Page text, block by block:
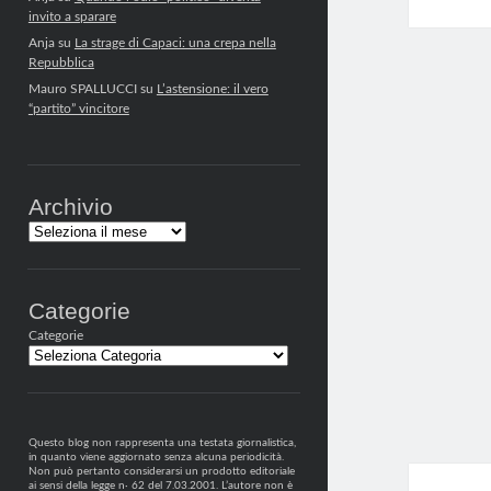
invito a sparare
Anjasu La strage di Capaci: una crepa nella
Repubblica
Mauro SPALLUCCIsu L’astensione: il vero
“partito” vincitore
Archivio
Archivi
Categorie
Categorie
Questo blog non rappresenta una testata giornalistica,
in quanto viene aggiornato senza alcuna periodicità.
Non può pertanto considerarsi un prodotto editoriale
ai sensi della legge n· 62 del 7.03.2001. L’autore non è